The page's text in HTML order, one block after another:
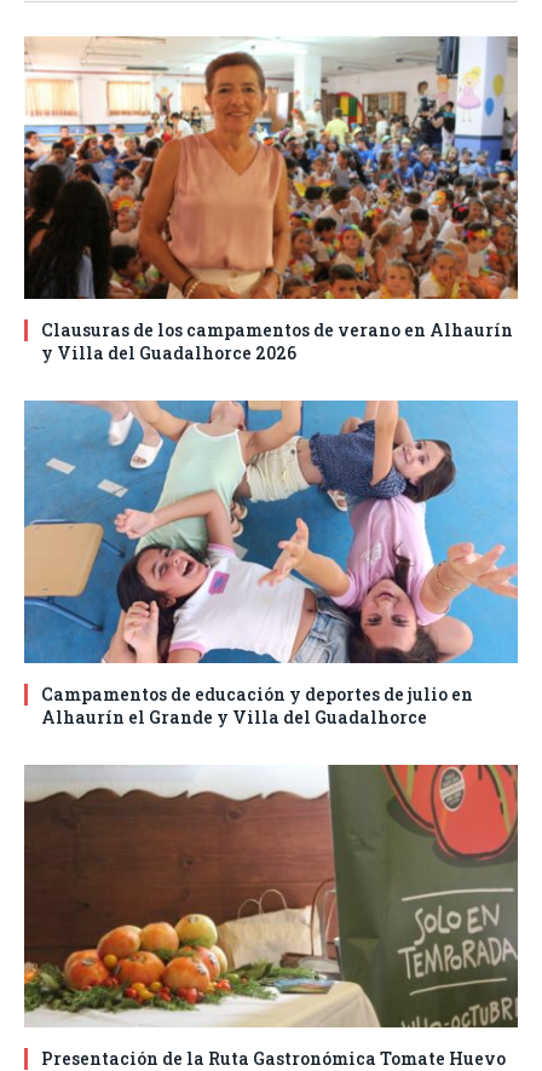
Clausuras de los campamentos de verano en Alhaurín
y Villa del Guadalhorce 2026
Campamentos de educación y deportes de julio en
Alhaurín el Grande y Villa del Guadalhorce
Presentación de la Ruta Gastronómica Tomate Huevo